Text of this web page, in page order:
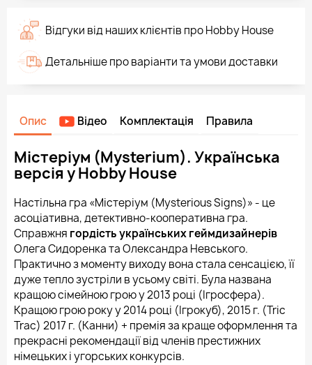
Відгуки від наших клієнтів про Hobby House
Детальніше про варіанти та умови доставки
Опис Відео Комплектація Правила
Містеріум (Mysterium). Українська
версія у Hobby House
Настільна гра «Містеріум (Mysterious Signs)» - це
асоціативна, детективно-кооперативна гра.
Справжня гордість українських геймдизайнерів
Олега Сидоренка та Олександра Невського.
Практично з моменту виходу вона стала сенсацією, її
дуже тепло зустріли в усьому світі. Була названа
кращою сімейною грою у 2013 році (Ігросфера).
Кращою грою року у 2014 році (Ігрокуб), 2015 г. (Tric
Trac) 2017 г. (Канни) + премія за краще оформлення та
прекрасні рекомендації від членів престижних
німецьких і угорських конкурсів.